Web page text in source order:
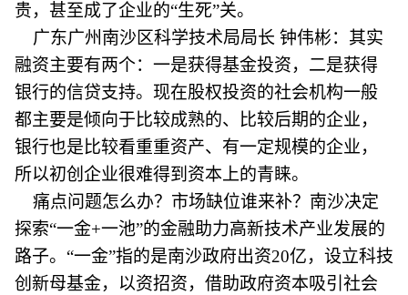
贵，甚至成了企业的“生死”关。
广东广州南沙区科学技术局局长 钟伟彬：其实
融资主要有两个：一是获得基金投资，二是获得
银行的信贷支持。现在股权投资的社会机构一般
都主要是倾向于比较成熟的、比较后期的企业，
银行也是比较看重重资产、有一定规模的企业，
所以初创企业很难得到资本上的青睐。
痛点问题怎么办？市场缺位谁来补？南沙决定
探索“一金+一池”的金融助力高新技术产业发展的
路子。“一金”指的是南沙政府出资20亿，设立科技
创新母基金，以资招资，借助政府资本吸引社会